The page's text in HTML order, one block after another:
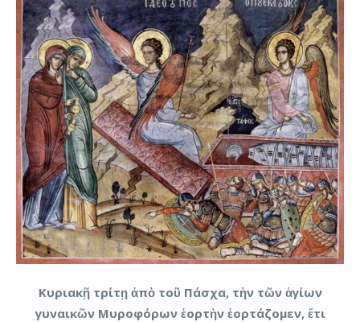
Κυριακῇ τρίτῃ ἀπὸ τοῦ Πάσχα, τὴν τῶν ἁγίων
γυναικῶν Μυροφόρων ἑορτὴν ἑορτάζομεν, ἔτι